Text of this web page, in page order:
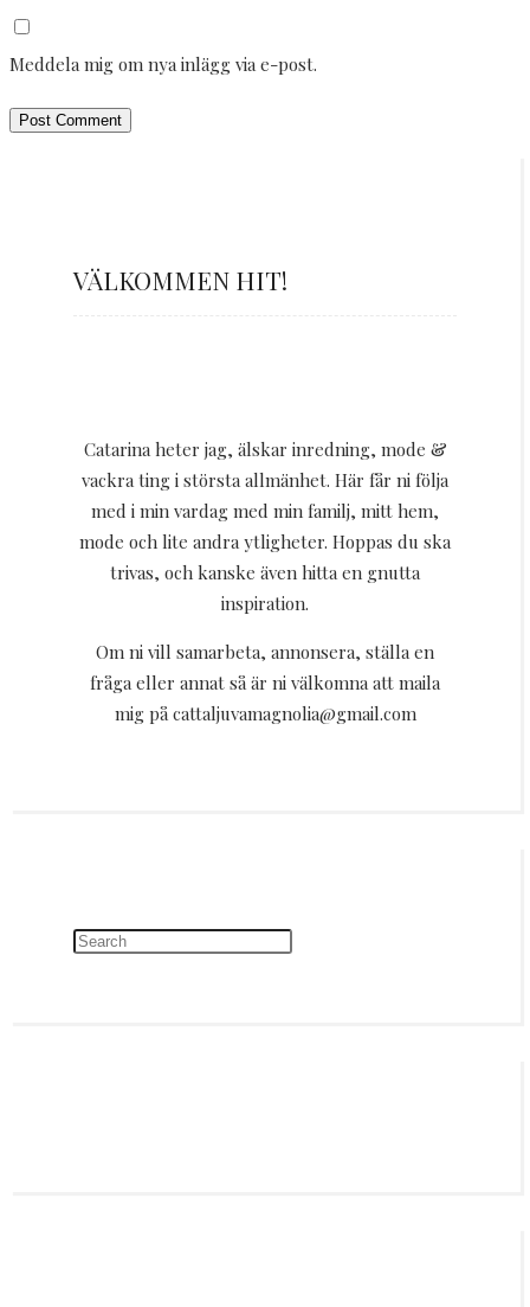
Meddela mig om nya inlägg via e-post.
VÄLKOMMEN HIT!
Catarina heter jag, älskar inredning, mode &
vackra ting i största allmänhet. Här får ni följa
med i min vardag med min familj, mitt hem,
mode och lite andra ytligheter. Hoppas du ska
trivas, och kanske även hitta en gnutta
inspiration.
Om ni vill samarbeta, annonsera, ställa en
fråga eller annat så är ni välkomna att maila
mig på cattaljuvamagnolia@gmail.com